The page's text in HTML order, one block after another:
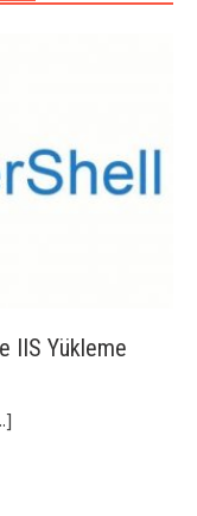
IIS Yükleme